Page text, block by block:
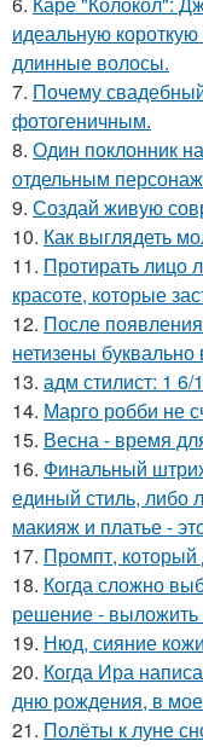
идеальную короткую
длинные волосы.
7. Почему
фотогеничным.
8. Один поклонник
отдельным
9. Создай живую
10. Как выглядеть
11. Протирать лицо
красоте, которые
12. После
нетизены буквально
13. адм стилист: 1 6/
14. Марго робби не
15. Весна - время
16. Финальный
единый стиль, либо
макияж и платье -
17. Промпт, который
18. Когда сложно
решение - выложить
19. Нюд, сияние
20. Когда Ира
дню рождения, в
21. Полёты к луне